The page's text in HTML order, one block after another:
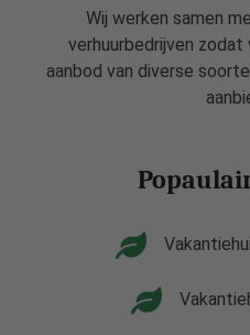
Wij werken samen
verhuurbedrijven
aanbod van diverse